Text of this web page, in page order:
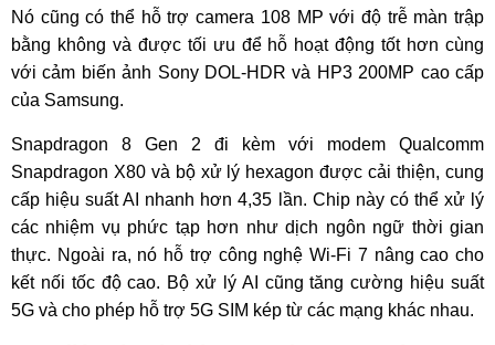
Nó cũng có thể hỗ trợ camera 108 MP với độ trễ màn trập
bằng không và được tối ưu để hỗ hoạt động tốt hơn cùng
với cảm biến ảnh Sony DOL-HDR và HP3 200MP cao cấp
của Samsung.
Snapdragon 8 Gen 2 đi kèm với modem Qualcomm
Snapdragon X80 và bộ xử lý hexagon được cải thiện, cung
cấp hiệu suất AI nhanh hơn 4,35 lần. Chip này có thể xử lý
các nhiệm vụ phức tạp hơn như dịch ngôn ngữ thời gian
thực. Ngoài ra, nó hỗ trợ công nghệ Wi-Fi 7 nâng cao cho
kết nối tốc độ cao. Bộ xử lý AI cũng tăng cường hiệu suất
5G và cho phép hỗ trợ 5G SIM kép từ các mạng khác nhau.